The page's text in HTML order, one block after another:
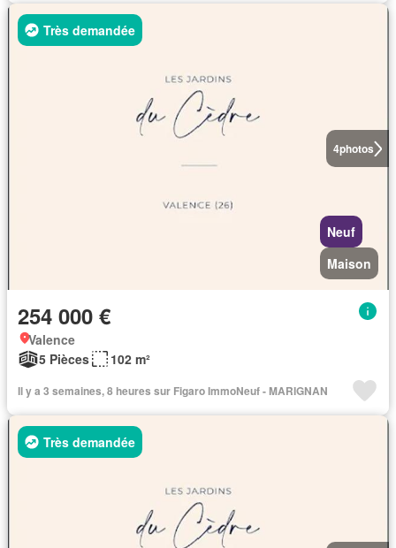
4photos
Très demandée
Neuf
Maison
254 000 €
Valence
5 Pièces
102 m²
Il y a 3 semaines, 8 heures sur Figaro ImmoNeuf - MARIGNAN
Très demandée